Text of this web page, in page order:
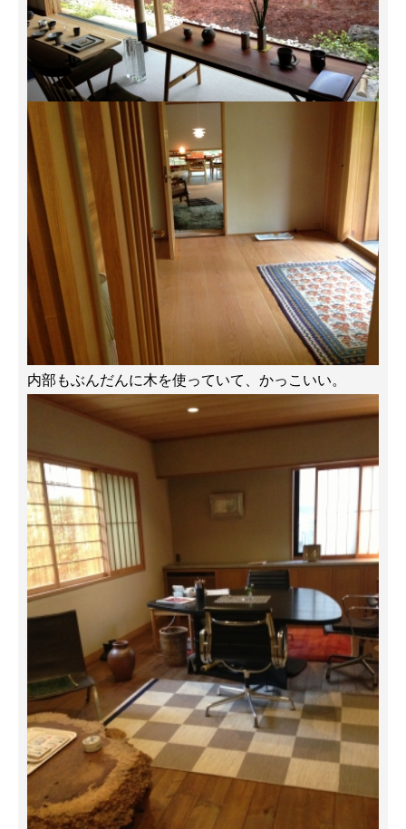
内部もぶんだんに木を使っていて、かっこいい。